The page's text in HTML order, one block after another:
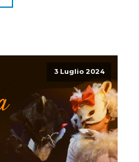
3 Luglio 2024